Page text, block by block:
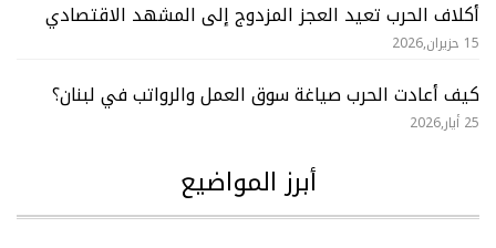
أكلاف الحرب تعيد العجز المزدوج إلى المشهد الاقتصادي
15 حزيران,2026
كيف أعادت الحرب صياغة سوق العمل والرواتب في لبنان؟
25 أيار,2026
أبرز المواضيع